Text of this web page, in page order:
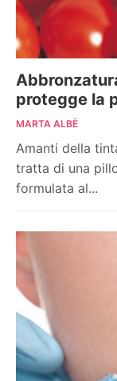
protegge la
MARTA ALBÈ
Amanti della
tratta di una
formulata al...